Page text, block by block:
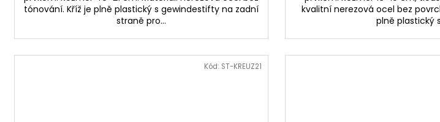
tónování. Kříž je plně plastický s gewindestifty na zadní
straně pro...
kvalitní nerezová ocel bez
plně plastický
Kód: ST-KREUZ21